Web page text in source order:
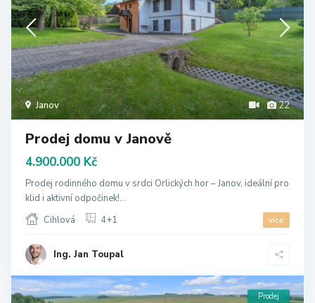
22
Janov
Prodej domu v Janově
4.900.000 Kč
Prodej rodinného domu v srdci Orlických hor – Janov, ideální pro
klid i aktivní odpočinek!...
Cihlová
4+1 více
Ing. Jan Toupal
Prodej